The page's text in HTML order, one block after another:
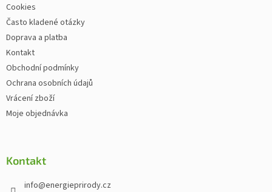
Cookies
Často kladené otázky
Doprava a platba
Kontakt
Obchodní podmínky
Ochrana osobních údajů
Vrácení zboží
Moje objednávka
Kontakt
info@energieprirody.cz